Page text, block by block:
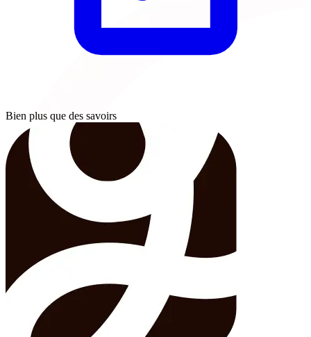
Bien plus que des savoirs